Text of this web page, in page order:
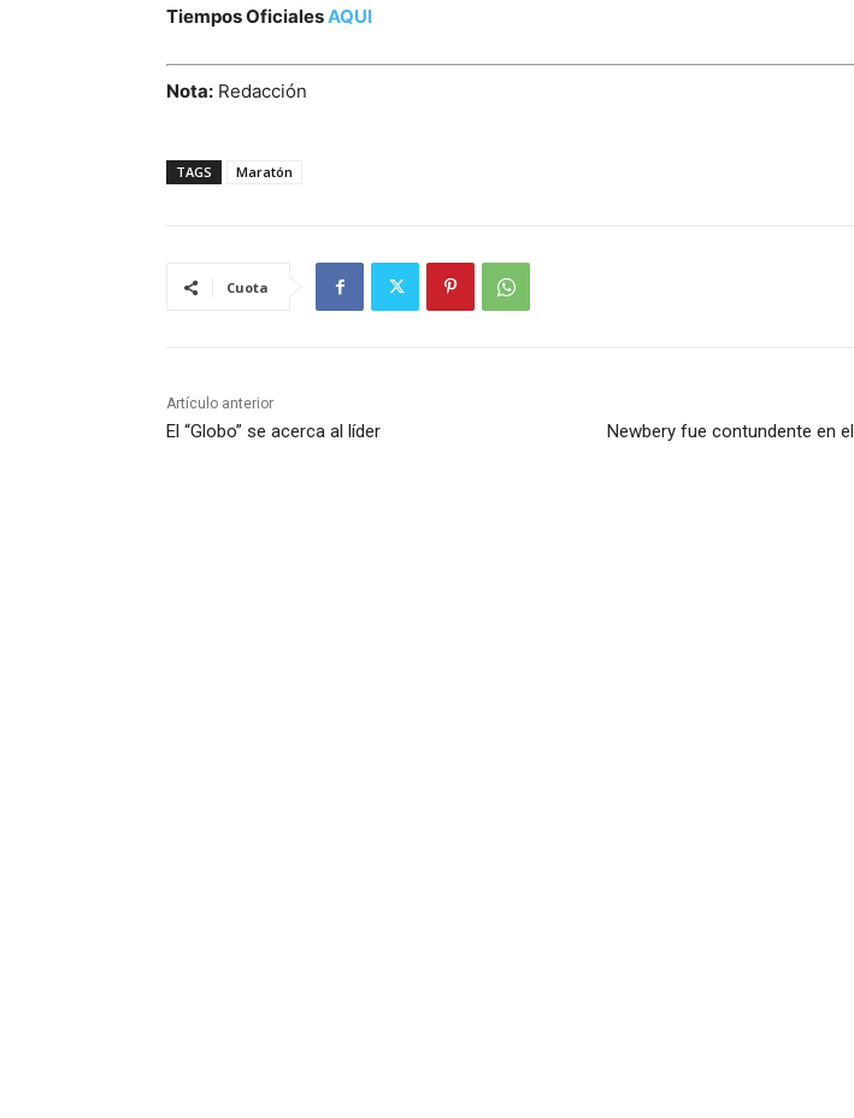
Tiempos OficialesAQUI
Nota: Redacción
TAGS Maratón
Cuota
Artículo anterior
El “Globo” se acerca al líder Newbery fue contundente en